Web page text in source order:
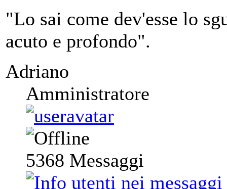
"Lo sai come dev'esse lo
acuto e profondo".
Adriano
Amministratore
5368 Messaggi